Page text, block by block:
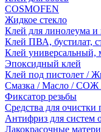
COSMOFEN
Жидкое стекло
Клей для линолеума
Клей ПВА, бустилат,
Клей универсальный,
Эпоксидный клей
Клей под пистолет /
Смазка / Масло / СОЖ
Фиксатор резьбы
Средства для очистки
Антифриз для систем
Лакокрасочные